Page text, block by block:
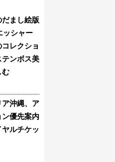
まし絵版
ッシャー
レクショ
テンボス美
む
ア沖縄、ア
ン優先案内
ルチケッ